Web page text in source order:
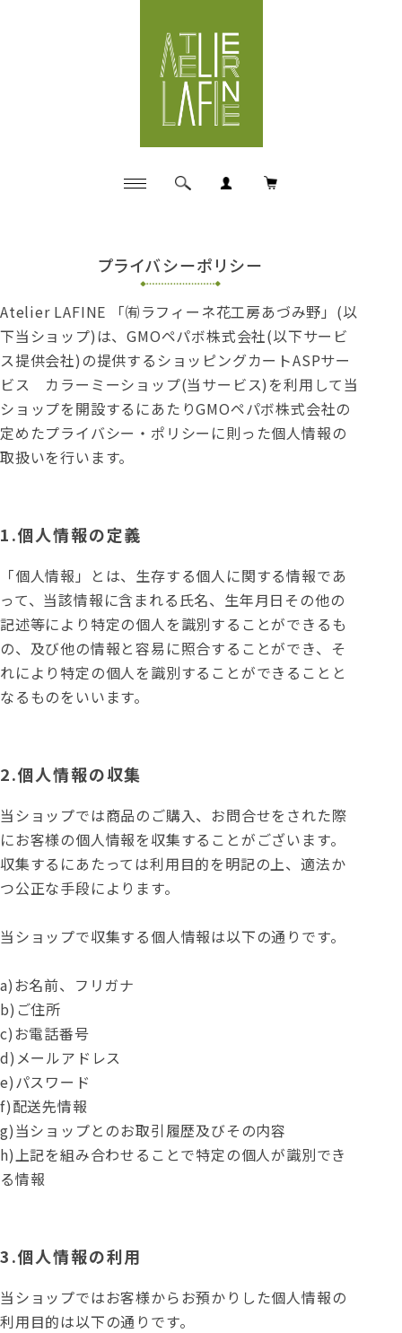
プライバシーポリシー
Atelier LAFINE 「㈲ラフィーネ花工房あづみ野」(以
下当ショップ)は、GMOペパボ株式会社(以下サービ
ス提供会社)の提供するショッピングカートASPサー
ビス カラーミーショップ(当サービス)を利用して当
ショップを開設するにあたりGMOペパボ株式会社の
定めたプライバシー・ポリシー に則った個人情報の
取扱いを行います。
1.個人情報の定義
「個人情報」とは、生存する個人に関する情報であ
って、当該情報に含まれる氏名、生年月日その他の
記述等により特定の個人を識別することができるも
の、及び他の情報と容易に照合することができ、そ
れにより特定の個人を識別することができることと
なるものをいいます。
2.個人情報の収集
当ショップでは商品のご購入、お問合せをされた際
にお客様の個人情報を収集することがございます。
収集するにあたっては利用目的を明記の上、適法か
つ公正な手段によります。
当ショップで収集する個人情報は以下の通りです。
a)お名前、フリガナ
b)ご住所
c)お電話番号
d)メールアドレス
e)パスワード
f)配送先情報
g)当ショップとのお取引履歴及びその内容
h)上記を組み合わせることで特定の個人が識別でき
る情報
3.個人情報の利用
当ショップではお客様からお預かりした個人情報の
利用目的は以下の通りです。